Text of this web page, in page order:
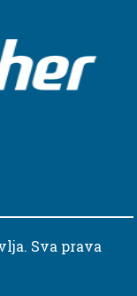
Sva prava